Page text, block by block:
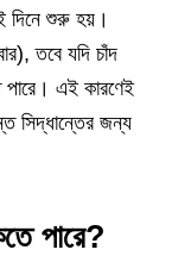
দিনে শুরু হয়।
তবে যদি চাঁদ
পারে। এই কারণেই
সিদ্ধান্তের জন্য
পারে?